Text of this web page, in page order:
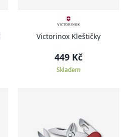
Victorinox Kleštičky
449 Kč
Skladem